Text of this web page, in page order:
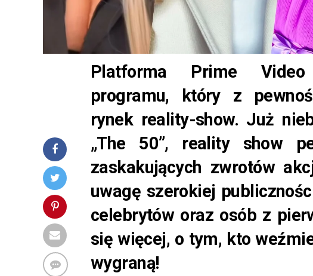
Platforma Prime Video
programu, który z
rynek reality-show. Już
„The 50”, reality show
zaskakujących zwrotów
uwagę szerokiej
celebrytów oraz osób z
się więcej, o tym, kto
wygraną!